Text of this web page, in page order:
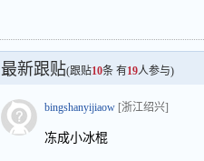
最新跟贴(跟贴10条 有19人参与)
bingshanyijiaow [浙江绍兴]
冻成小冰棍